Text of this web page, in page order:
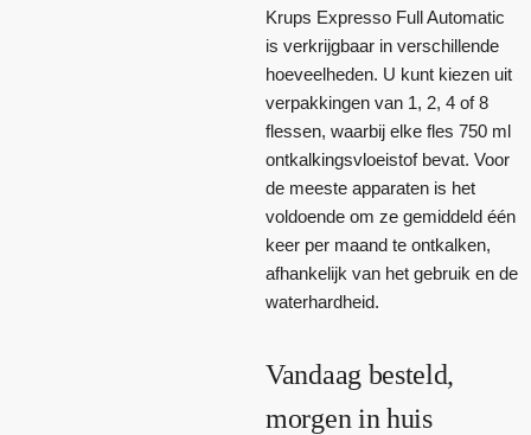
Krups Expresso Full Automatic
is verkrijgbaar in verschillende
hoeveelheden. U kunt kiezen uit
verpakkingen van 1, 2, 4 of 8
flessen, waarbij elke fles 750 ml
ontkalkingsvloeistof bevat. Voor
de meeste apparaten is het
voldoende om ze gemiddeld één
keer per maand te ontkalken,
afhankelijk van het gebruik en de
waterhardheid.
Vandaag besteld,
morgen in huis